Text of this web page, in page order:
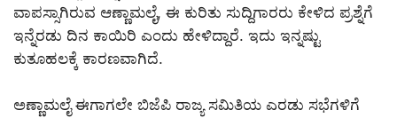
ವಾಪಸ್ಸಾಗಿರುವ ಆಣ್ಣಾಮಲೈ, ಈ ಕುರಿತು ಸುದ್ದಿಗಾರರು ಕೇಳಿದ ಪ್ರಶ್ನೆಗೆ
ಇನ್ನೆರಡು ದಿನ ಕಾಯಿರಿ ಎಂದು ಹೇಳಿದ್ದಾರೆ. ಇದು ಇನ್ನಷ್ಟು
ಕುತೂಹಲಕ್ಕೆ ಕಾರಣವಾಗಿದೆ.
ಅಣ್ಣಾಮಲೈ ಈಗಾಗಲೇ ಬಿಜೆಪಿ ರಾಜ್ಯ ಸಮಿತಿಯ ಎರಡು ಸಭೆಗಳಿಗೆ